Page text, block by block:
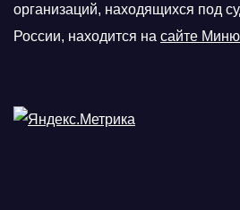
организаций, находящихся под
России, находится на сайте